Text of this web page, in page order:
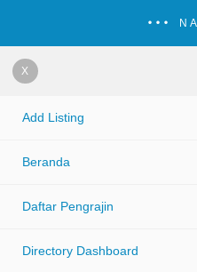
X
Add Listing
Beranda
Daftar Pengrajin
Directory Dashboard